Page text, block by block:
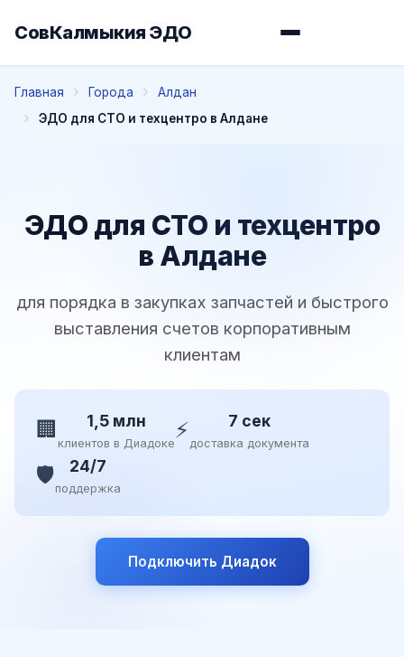
СовКалмыкия ЭДО
Главная Города
Алдан
ЭДО для СТО и техцентро в Алдане
ЭДО для СТО и техцентро
в Алдане
для порядка в закупках запчастей и быстрого
выставления счетов корпоративным
клиентам
🏢 1,5 млн
клиентов в Диадоке⚡ 7 сек
доставка документа
🛡️ 24/7
поддержка
Подключить Диадок